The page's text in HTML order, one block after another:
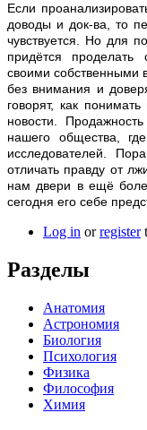
Если
доводы и док-ва, то
чувствуется. Но для
придётся проделать
своими собственными
без внимания и
говорят, как
новости.
нашего общества,
исследователей.
отличать правду от
нам двери в ещё
сегодня его себе
Log in orregister
Разделы
Анатомия
Астрономия
Биология
Психология
Физика
Философия
Химия